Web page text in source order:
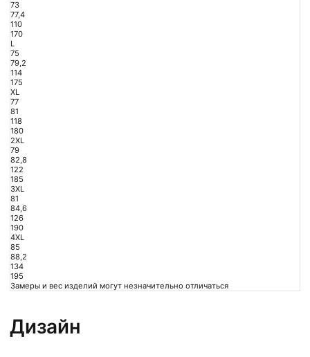
73
77,4
110
170
L
75
79,2
114
175
XL
77
81
118
180
2XL
79
82,8
122
185
3XL
81
84,6
126
190
4XL
85
88,2
134
195
Замеры и вес изделий могут незначительно отличаться
Дизайн